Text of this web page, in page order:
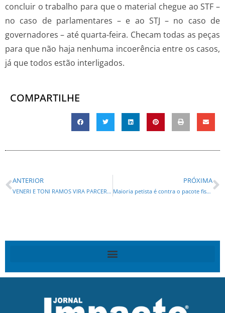
concluir o trabalho para que o material chegue ao STF –
no caso de parlamentares – e ao STJ – no caso de
governadores – até quarta-feira. Checam todas as peças
para que não haja nenhuma incoerência entre os casos,
já que todos estão interligados.
COMPARTILHE
ANTERIOR
VENERI E TONI RAMOS VIRA PARCERIA DA FRIBOI
PRÓXIMA
Maioria petista é contra o pacote fiscal de Dilma